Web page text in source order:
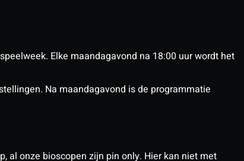
Elke maandagavond na 18:00 uur wordt het
Na maandagavond is de programmatie
al onze bioscopen zijn pin only. Hier kan niet met